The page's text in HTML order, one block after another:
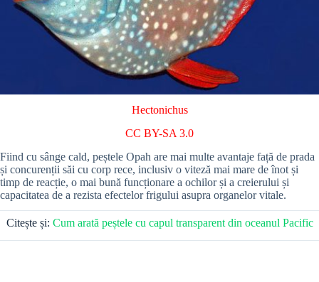
Hectonichus
CC BY-SA 3.0
Fiind cu sânge cald, peștele Opah are mai multe avantaje față de prada
și concurenții săi cu corp rece, inclusiv o viteză mai mare de înot și
timp de reacție, o mai bună funcționare a ochilor și a creierului și
capacitatea de a rezista efectelor frigului asupra organelor vitale.
Citește și: Cum arată peștele cu capul transparent din oceanul Pacific